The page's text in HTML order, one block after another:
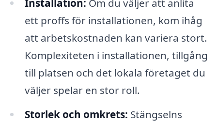
Installation: Om du väljer att anlita
ett proffs för installationen, kom ihåg
att arbetskostnaden kan variera stort.
Komplexiteten i installationen, tillgång
till platsen och det lokala företaget du
väljer spelar en stor roll.
Storlek och omkrets: Stängselns